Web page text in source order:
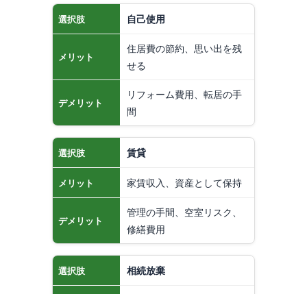
選択肢 自己使用
メリット
住居費の節約、思い出を残
せる
デメリット
リフォーム費用、転居の手
間
選択肢 賃貸
メリット 家賃収入、資産として保持
デメリット
管理の手間、空室リスク、
修繕費用
選択肢 相続放棄